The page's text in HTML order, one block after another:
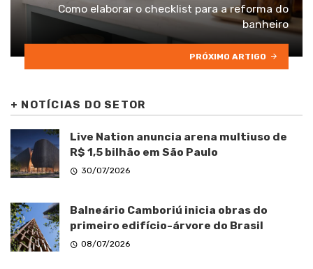
Como elaborar o checklist para a reforma do
banheiro
PRÓXIMO ARTIGO
+ NOTÍCIAS DO SETOR
Live Nation anuncia arena multiuso de
R$ 1,5 bilhão em São Paulo
30/07/2026
Balneário Camboriú inicia obras do
primeiro edifício-árvore do Brasil
08/07/2026